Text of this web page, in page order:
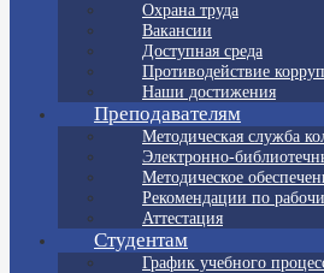
Охрана труда
Вакансии
Доступная среда
Противодействие
Наши достижения
Преподавателям
Методическая служба
Электронно-
Методическое
Рекомендации по
Аттестация
Студентам
График учебного